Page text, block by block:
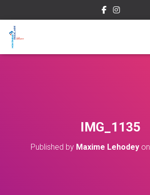
IMG_1135
Published by Maxime Lehodeyon